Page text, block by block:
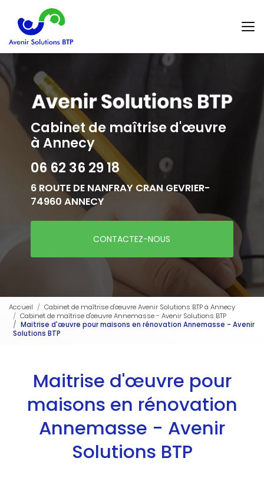
contenu
principal
Cabinet de maîtrise d'œuvre
à Annecy
06 62 36 29 18
6 ROUTE DE NANFRAY CRAN GEVRIER-
74960 ANNECY
CONTACTEZ-NOUS
Accueil
Cabinet de maîtrise d'œuvre Avenir Solutions BTP à Annecy
Cabinet de maîtrise d'œuvre Annemasse - Avenir Solutions BTP
Maitrise d'œuvre pour maisons en rénovation Annemasse - Avenir
Solutions BTP
Maitrise d'œuvre pour
maisons en rénovation
Annemasse - Avenir
Solutions BTP